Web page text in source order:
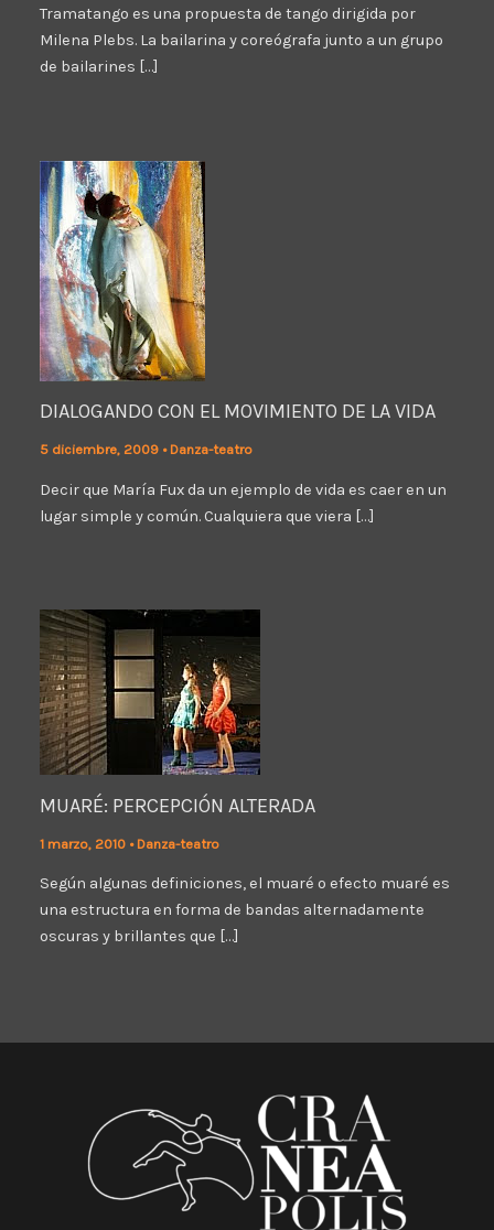
Tramatango es una propuesta de tango dirigida por
Milena Plebs. La bailarina y coreógrafa junto a un grupo
de bailarines […]
DIALOGANDO CON EL MOVIMIENTO DE LA VIDA
5 diciembre, 2009 • Danza-teatro
Decir que María Fux da un ejemplo de vida es caer en un
lugar simple y común. Cualquiera que viera […]
MUARÉ: PERCEPCIÓN ALTERADA
1 marzo, 2010 • Danza-teatro
Según algunas definiciones, el muaré o efecto muaré es
una estructura en forma de bandas alternadamente
oscuras y brillantes que […]